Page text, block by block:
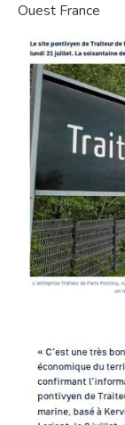
Ouest France